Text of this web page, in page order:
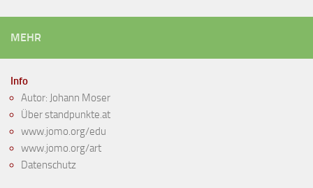
MEHR
Info
Autor: Johann Moser
Über standpunkte.at
www.jomo.org/edu
www.jomo.org/art
Datenschutz